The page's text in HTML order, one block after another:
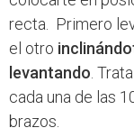
recta. Primero
el otro
levantando .
cada una de las
brazos.